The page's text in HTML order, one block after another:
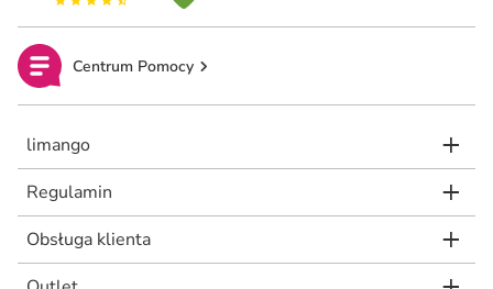
Centrum Pomocy
limango
Regulamin
Obsługa klienta